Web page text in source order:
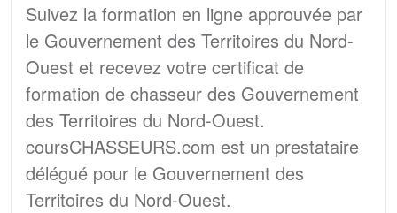
Suivez la formation en ligne approuvée par
le Gouvernement des Territoires du Nord-
Ouest et recevez votre certificat de
formation de chasseur des Gouvernement
des Territoires du Nord-Ouest.
coursCHASSEURS.com est un prestataire
délégué pour le Gouvernement des
Territoires du Nord-Ouest.